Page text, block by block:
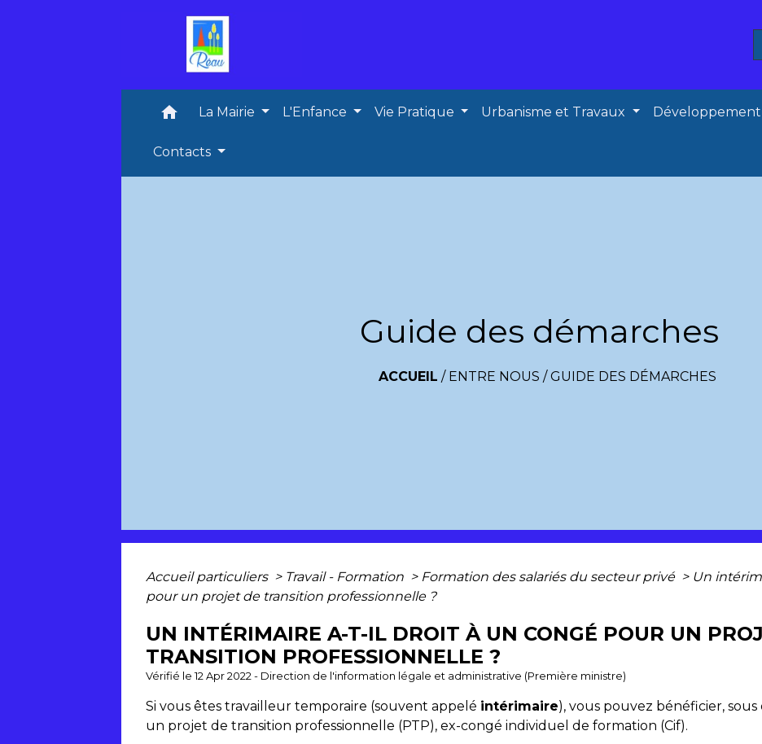
home La Mairie L'Enfance Vie Pratique Urbanisme et Travaux
Contacts
Guide des démarches
ACCUEIL / ENTRE NOUS /GUIDE DES DÉMARCHES
Accueil particuliers > Travail - Formation > Formation des salariés du secteur privé > Un
pour un projet de transition professionnelle ?
UN INTÉRIMAIRE A-T-IL DROIT À UN CONGÉ POUR UN
TRANSITION PROFESSIONNELLE ?
Vérifié le 12 Apr 2022 - Direction de l'information légale et administrative (Première ministre)
Si vous êtes travailleur temporaire (souvent appelé intérimaire), vous pouvez bénéficier,
un projet de transition professionnelle (PTP), ex-congé individuel de formation (Cif).